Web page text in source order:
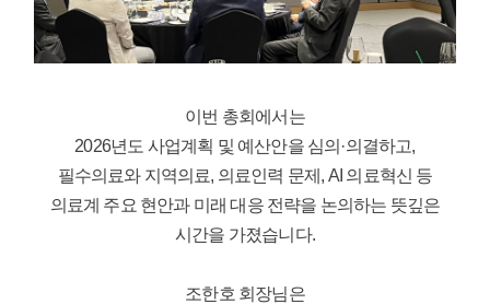
이번 총회에서는
2026년도 사업계획 및 예산안을 심의·의결하고,
필수의료와 지역의료, 의료인력 문제, AI 의료혁신 등
의료계 주요 현안과 미래 대응 전략을 논의하는 뜻깊은
시간을 가졌습니다.
조한호 회장님은